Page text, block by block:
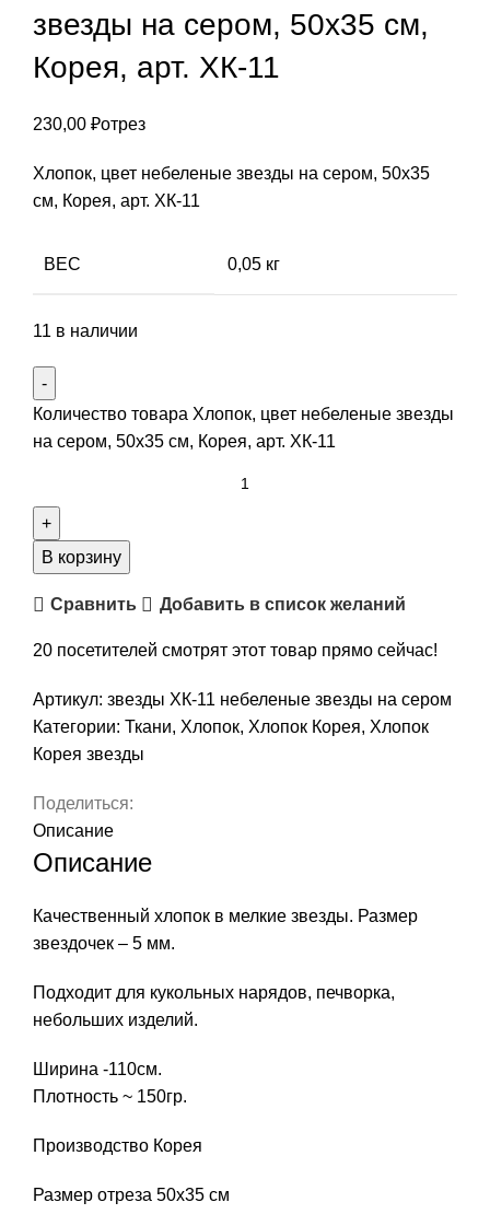
звезды на сером, 50х35 см,
Корея, арт. ХК-11
230,00 ₽отрез
Хлопок, цвет небеленые звезды на сером, 50х35
см, Корея, арт. ХК-11
ВЕС 0,05 кг
11 в наличии
Количество товара Хлопок, цвет небеленые звезды
на сером, 50х35 см, Корея, арт. ХК-11
В корзину
Сравнить Добавить в список желаний
20 посетителей смотрят этот товар прямо сейчас!
Артикул: звезды ХК-11 небеленые звезды на сером
Категории: Ткани, Хлопок, Хлопок Корея, Хлопок
Корея звезды
Поделиться:
Описание
Описание
Качественный хлопок в мелкие звезды. Размер
звездочек – 5 мм.
Подходит для кукольных нарядов, печворка,
небольших изделий.
Ширина -110см.
Плотность ~ 150гр.
Производство Корея
Размер отреза 50х35 см